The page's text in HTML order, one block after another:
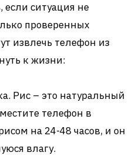
если ситуация не
проверенных
извлечь телефон из
к жизни:
Рис – это натуральный
телефон в
на 24-48 часов, и он
влагу.